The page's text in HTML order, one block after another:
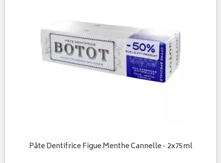
Pâte Dentifrice Figue Menthe Cannelle - 2x75ml